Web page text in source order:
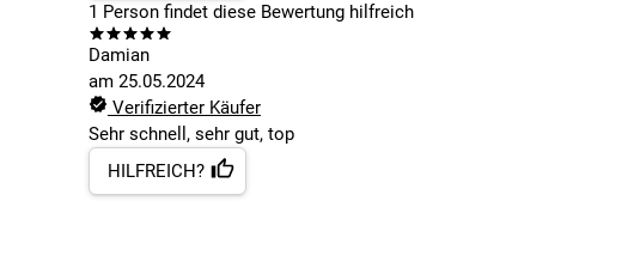
1 Person findetdiese Bewertung hilfreich
Damian
am 25.05.2024
Verifizierter Käufer
Sehr schnell, sehr gut, top
HILFREICH?